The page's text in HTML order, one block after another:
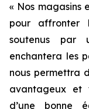
« Nos magasins
pour affronter
soutenus par
enchantera les
nous permettra
avantageux et
d’une bonne